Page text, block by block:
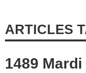
ARTICLES
1489